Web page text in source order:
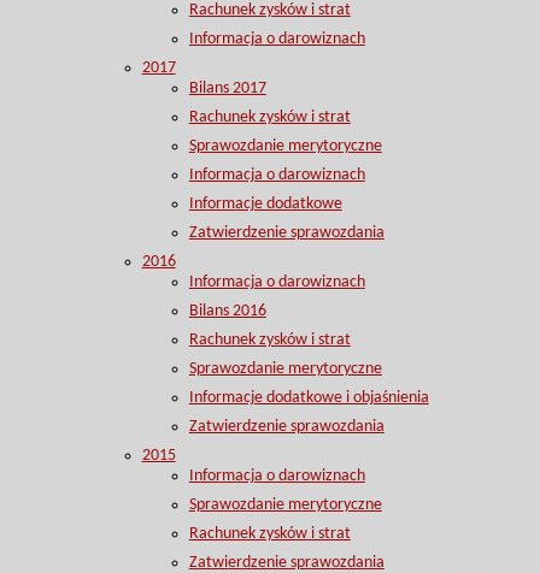
Rachunek zysków i strat
Informacja o darowiznach
2017
Bilans 2017
Rachunek zysków i strat
Sprawozdanie merytoryczne
Informacja o darowiznach
Informacje dodatkowe
Zatwierdzenie sprawozdania
2016
Informacja o darowiznach
Bilans 2016
Rachunek zysków i strat
Sprawozdanie merytoryczne
Informacje dodatkowe i objaśnienia
Zatwierdzenie sprawozdania
2015
Informacja o darowiznach
Sprawozdanie merytoryczne
Rachunek zysków i strat
Zatwierdzenie sprawozdania